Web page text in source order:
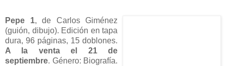
Pepe 1, de Carlos Giménez
(guión, dibujo). Edición en tapa
dura, 96 páginas, 15 doblones.
A la venta el 21 de
septiembre. Género: Biografía.